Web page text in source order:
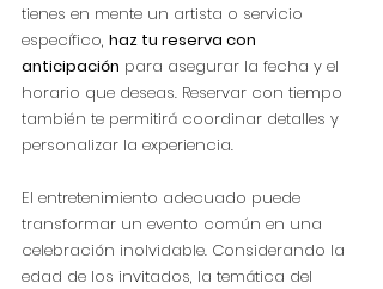
tienes en mente un artista o servicio
específico, haz tu reserva con
anticipación para asegurar la fecha y el
horario que deseas. Reservar con tiempo
también te permitirá coordinar detalles y
personalizar la experiencia.
El entretenimiento adecuado puede
transformar un evento común en una
celebración inolvidable. Considerando la
edad de los invitados, la temática del